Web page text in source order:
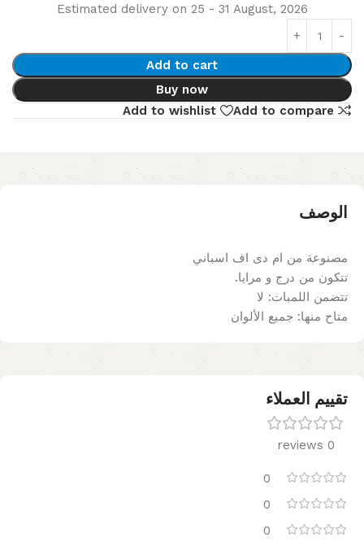
Estimated delivery on 25 - 31 August, 2026
Add to cart
Buy now
Add to compare
Add to wishlist
الوصف
مصنوعة من ام دى اف اسباني
تتكون من درج و مرايا.
تتضمن اللمبات: لا
متاح منها: جميع الألوان
تقييم العملاء
0 reviews
0
0
0